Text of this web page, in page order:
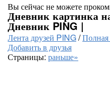
Вы сейчас не можете
Дневник картинка
Дневник PING |
Лента друзей PING/Полная
Добавить в друзья
Страницы: раньше»